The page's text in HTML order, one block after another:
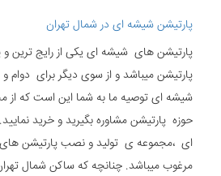
پارتیشن شیشه ای در شمال تهران
پارتیشن های شیشه ای یکی از رایج ترین
پارتیشن میباشد و از سوی دیگر برای دوام
شیشه ای توصیه ما به شما این است که
حوزه پارتیشن مشاوره بگیرید و خرید
ای ،مجموعه ی تولید و نصب پارتیشن
مرغوب میباشد. چنانچه که ساکن شمال